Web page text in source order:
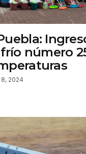
número
2024